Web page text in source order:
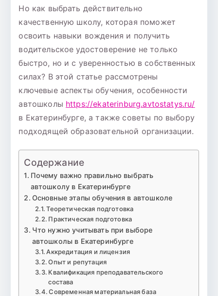
Но как выбрать действительно
качественную школу, которая поможет
освоить навыки вождения и получить
водительское удостоверение не только
быстро, но и с уверенностью в собственных
силах? В этой статье рассмотрены
ключевые аспекты обучения, особенности
автошколы https://ekaterinburg.avtostatys.ru/
в Екатеринбурге, а также советы по выбору
подходящей образовательной организации.
Содержание
Почему важно правильно выбрать
автошколу в Екатеринбурге
Основные этапы обучения в автошколе
Теоретическая подготовка
Практическая подготовка
Что нужно учитывать при выборе
автошколы в Екатеринбурге
Аккредитация и лицензия
Опыт и репутация
Квалификация преподавательского
состава
Современная материальная база